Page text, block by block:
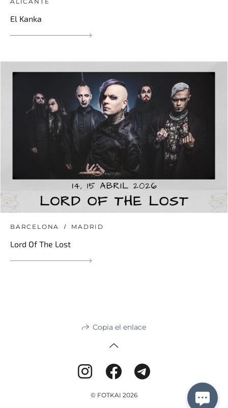
El Kanka
BARCELONA MADRID
Lord Of The Lost
Copia el enlace
© FOTKAI 2026